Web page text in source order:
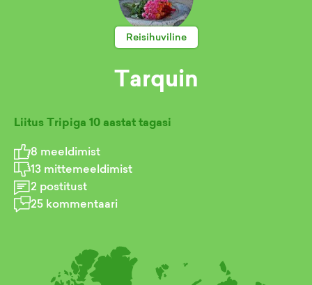
Reisihuviline
Tarquin
Liitus Tripiga 10 aastat tagasi
8 meeldimist
13 mittemeeldimist
2 postitust
25 kommentaari